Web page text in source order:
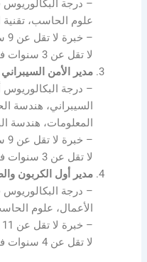
– درجة
علوم الحاسب، تقنية
لا تقل عن 3 سنوات في أدوار إشرافية.
مدير الأمن
– درجة
السيبراني، هندسة
المعلومات، هندسة
لا تقل عن 3 سنوات في أدوار إشرافية.
مدير أول الكربون
– درجة
الأعمال، علوم
لا تقل عن 4 سنوات في أدوار إشرافية.